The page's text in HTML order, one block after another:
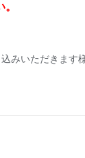
。
みいただきます